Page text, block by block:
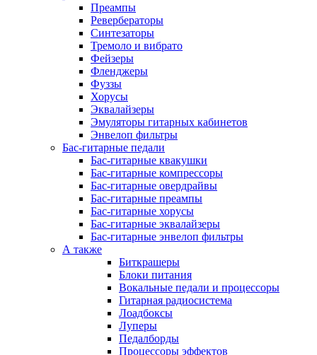
Преампы
Ревербераторы
Синтезаторы
Тремоло и вибрато
Фейзеры
Фленджеры
Фуззы
Хорусы
Эквалайзеры
Эмуляторы гитарных кабинетов
Энвелоп фильтры
Бас-гитарные педали
Бас-гитарные квакушки
Бас-гитарные компрессоры
Бас-гитарные овердрайвы
Бас-гитарные преампы
Бас-гитарные хорусы
Бас-гитарные эквалайзеры
Бас-гитарные энвелоп фильтры
А также
Биткрашеры
Блоки питания
Вокальные педали и процессоры
Гитарная радиосистема
Лоадбоксы
Луперы
Педалборды
Процессоры эффектов